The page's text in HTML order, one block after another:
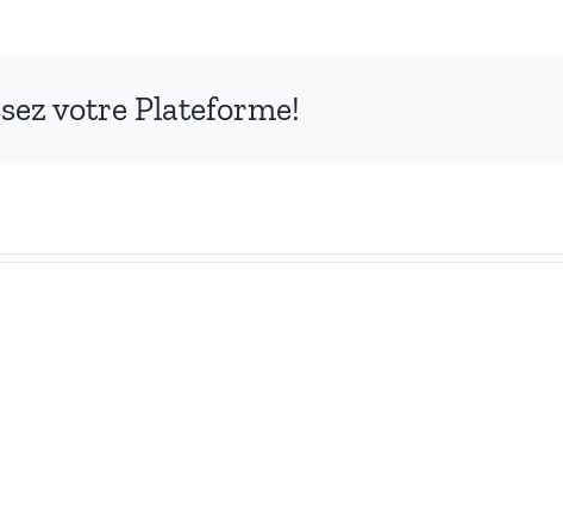
votre Plateforme!